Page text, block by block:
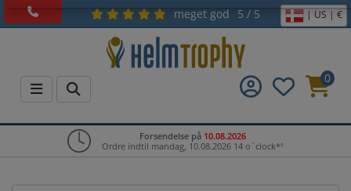
meget god 5 / 5 | US | €
0
Forsendelse på 10.08.2026
Ordre indtil mandag, 10.08.2026 14 o`clock*¹